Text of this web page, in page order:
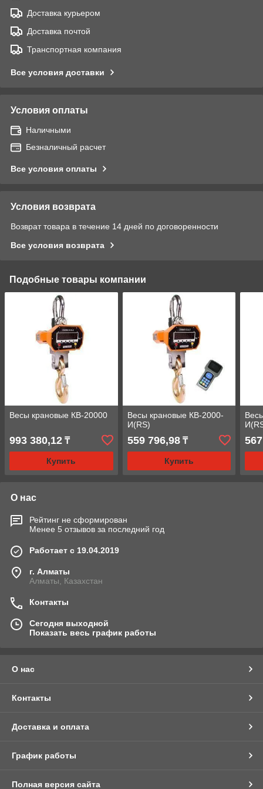
Доставка курьером
Доставка почтой
Транспортная компания
Все условия доставки
Условия оплаты
Наличными
Безналичный расчет
Все условия оплаты
Условия возврата
Возврат товара в течение 14 дней по договоренности
Все условия возврата
Подобные товары компании
Весы крановые КВ-20000
993 380,12 ₸
Купить
Весы крановые КВ-2000-
И(RS)
559 796,98₸
Купить
О нас
Рейтинг не сформирован
Менее 5 отзывов за последний год
Работает с 19.04.2019
г. Алматы
Алматы, Казахстан
Контакты
Сегодня выходной
Показать весь график работы
О нас
Контакты
Доставка и оплата
График работы
Полная версия сайта